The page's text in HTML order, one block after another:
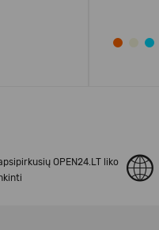
OPEN24.LT liko